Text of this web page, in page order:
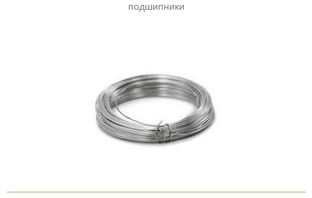
подшипники